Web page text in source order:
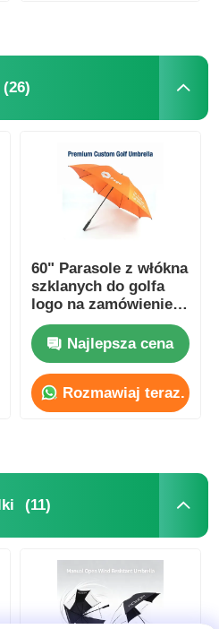
(26)
60" Parasole z włókna
szklanych do golfa
logo na zamówienie
dla Nigerii prezenty
biznesoweNajlepsza cena
Rozmawiaj teraz.
(11)